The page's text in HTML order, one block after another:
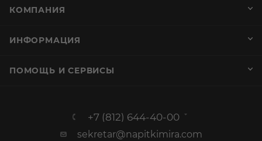
КОМПАНИЯ
ИНФОРМАЦИЯ
ПОМОЩЬ И СЕРВИСЫ
+7 (812) 644-40-00
sekretar@napitkimira.com